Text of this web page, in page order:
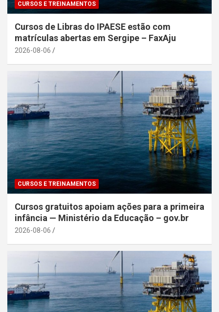
CURSOS E TREINAMENTOS
Cursos de Libras do IPAESE estão com
matrículas abertas em Sergipe – FaxAju
2026-08-06
CURSOS E TREINAMENTOS
Cursos gratuitos apoiam ações para a primeira
infância — Ministério da Educação – gov.br
2026-08-06